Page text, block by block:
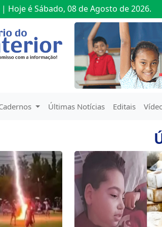
| Hoje é Sábado, 08 de Agosto de 2026.
Últimas Notícias Editais